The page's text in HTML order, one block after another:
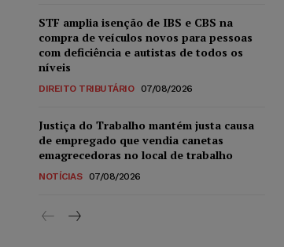
STF amplia isenção de IBS e CBS na
compra de veículos novos para pessoas
com deficiência e autistas de todos os
níveis
DIREITO TRIBUTÁRIO 07/08/2026
Justiça do Trabalho mantém justa causa
de empregado que vendia canetas
emagrecedoras no local de trabalho
NOTÍCIAS 07/08/2026